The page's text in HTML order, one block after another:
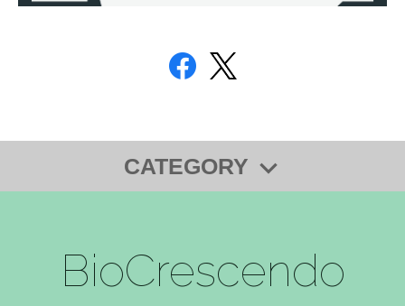
CATEGORY
単品 定期便
BioCrescendo